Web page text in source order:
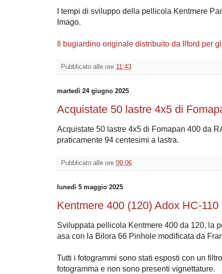
I tempi di sviluppo della pellicola Kentmere
Imago.
Il bugiardino originale distribuito da Ilford per
Pubblicato alle ore 11:43
martedì 24 giugno 2025
Acquistate 50 lastre 4x5 di
Acquistate 50 lastre 4x5 di Fomapan 400 da
praticamente 94 centesimi a lastra.
Pubblicato alle ore 09:06
lunedì 5 maggio 2025
Kentmere 400 (120) Adox HC-110
Sviluppata pellicola Kentmere 400 da 120, la
asa con la Bilora 66 Pinhole modificata da
Tutti i fotogrammi sono stati esposti con un
fotogramma e non sono presenti vignettature.